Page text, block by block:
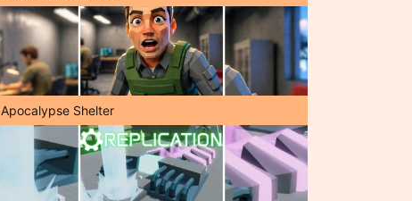
Apocalypse Shelter